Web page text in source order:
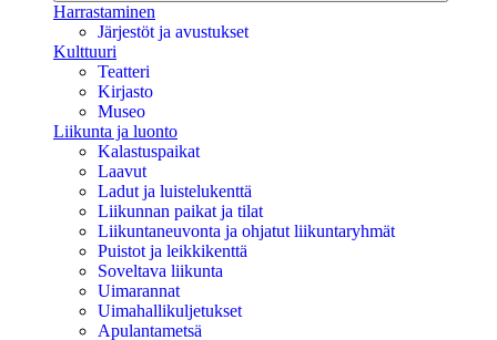
Harrastaminen
Järjestöt ja avustukset
Kulttuuri
Teatteri
Kirjasto
Museo
Liikunta ja luonto
Kalastuspaikat
Laavut
Ladut ja luistelukenttä
Liikunnan paikat ja tilat
Liikuntaneuvonta ja ohjatut liikuntaryhmät
Puistot ja leikkikenttä
Soveltava liikunta
Uimarannat
Uimahallikuljetukset
Apulantametsä